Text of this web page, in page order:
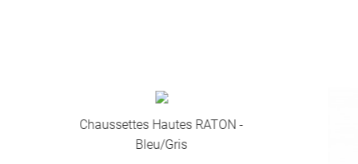
Chaussettes Hautes RATON -
Bleu/Gris